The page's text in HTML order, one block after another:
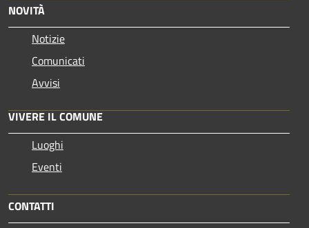
NOVITÀ
Notizie
Comunicati
Avvisi
VIVERE IL COMUNE
Luoghi
Eventi
CONTATTI